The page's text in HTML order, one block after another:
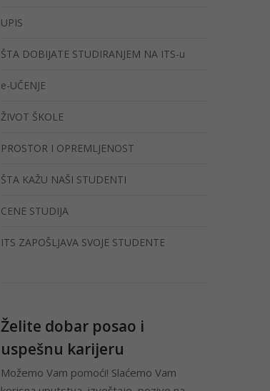
UPIS
ŠTA DOBIJATE STUDIRANJEM NA ITS-u
e-UČENJE
ŽIVOT ŠKOLE
PROSTOR I OPREMLJENOST
ŠTA KAŽU NAŠI STUDENTI
CENE STUDIJA
ITS ZAPOŠLJAVA SVOJE STUDENTE
Želite dobar posao i
uspešnu karijeru
Možemo Vam pomoći! Slaćemo Vam